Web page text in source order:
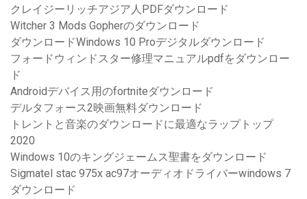
クレイジーリッチアジア人PDFダウンロード
Witcher 3 Mods Gopherのダウンロード
ダウンロードWindows 10 Proデジタルダウンロード
フォードウィンドスター修理マニュアルpdfをダウンロー
ド
Androidデバイス用のfortniteダウンロード
デルタフォース2映画無料ダウンロード
トレントと音楽のダウンロードに最適なラップトップ
2020
Windows 10のキングジェームス聖書をダウンロード
Sigmatel stac 975x ac97オーディオドライバーwindows 7
ダウンロード